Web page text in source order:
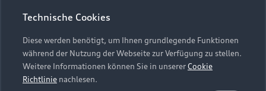
Online-Terminvereinbarung
Servicekontakt
Investor Relations
Presse & Media Center
Datenschutz
Audi erleben
Impressum Rechtliches
Hinweisgebersystem
Datenschutzinformation
Cookie-Einstellungen
Cookie-Richtlinie
Barrierefreiheit
Technische Cookies
Diese werden benötigt, um Ihnen grundlegende Funktionen
während der Nutzung der Webseite zur Verfügung zu stellen.
Weitere Informationen können Sie in unsererCookie
Richtlinie nachlesen.